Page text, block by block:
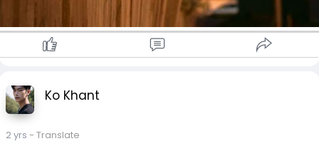
Ko Khant
2 yrs - Translate